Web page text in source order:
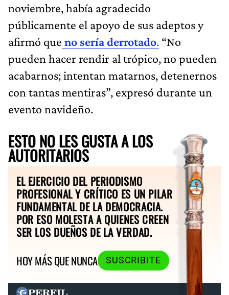
noviembre, había agradecido
públicamente el apoyo de sus adeptos y
afirmó que no sería derrotado. “No
pueden hacer rendir al trópico, no pueden
acabarnos; intentan matarnos, detenernos
con tantas mentiras”, expresó durante un
evento navideño.
ESTO NO LES GUSTA A LOS
AUTORITARIOS
EL EJERCICIO DEL PERIODISMO
PROFESIONAL Y CRÍTICO ES UN PILAR
FUNDAMENTAL DE LA DEMOCRACIA.
POR ESO MOLESTA A QUIENES CREEN
SER LOS DUEÑOS DE LA VERDAD.
HOY MÁS QUE NUNCA
SUSCRIBITE